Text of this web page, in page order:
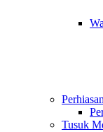
Perhiasan
Tusuk